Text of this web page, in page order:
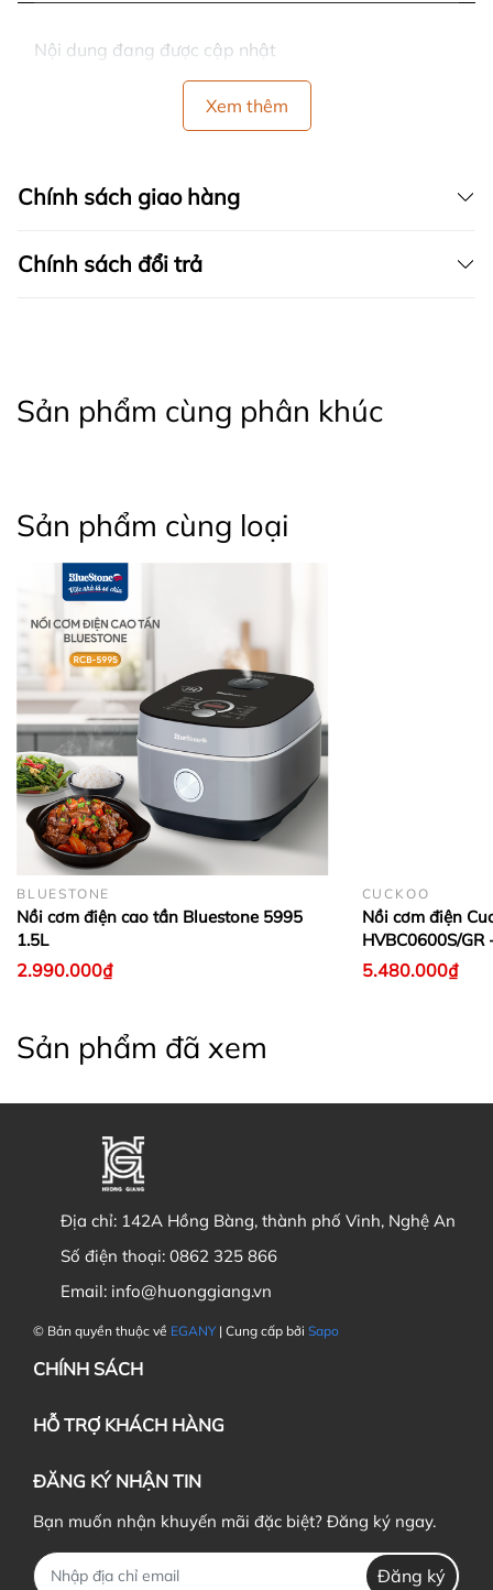
Nội dung đang được cập nhật
Xem thêm
Chính sách giao hàng
Chính sách đổi trả
Sản phẩm cùng phân khúc
Sản phẩm cùng loại
BLUESTONE
Nồi cơm điện cao tần Bluestone 5995
1.5L
2.990.000₫
CUCKOO
Nồi cơm điện
HVBC0600S/GR
5.480.000₫
Sản phẩm đã xem
Địa chỉ: 142A Hồng Bàng, thành phố Vinh, Nghệ An
Số điện thoại: 0862 325 866
Email: info@huonggiang.vn
© Bản quyền thuộc về EGANY | Cung cấp bởi Sapo
CHÍNH SÁCH
HỖ TRỢ KHÁCH HÀNG
ĐĂNG KÝ NHẬN TIN
Bạn muốn nhận khuyến mãi đặc biệt? Đăng ký ngay.
Đăng ký